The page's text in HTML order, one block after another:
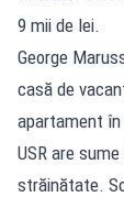
9 mii de lei.
George
casă de
apartament
USR are
străinătate.